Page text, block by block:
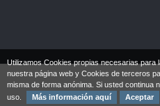
Utilizamos Cookies propias necesarias para
nuestra página web y Cookies de terceros
misma de forma anónima. Si usted continua
uso.
Más información aquí Aceptar